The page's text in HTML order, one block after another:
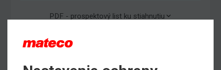
PDF - prospektový list ku stiahnutiu
Max. pracovná výška